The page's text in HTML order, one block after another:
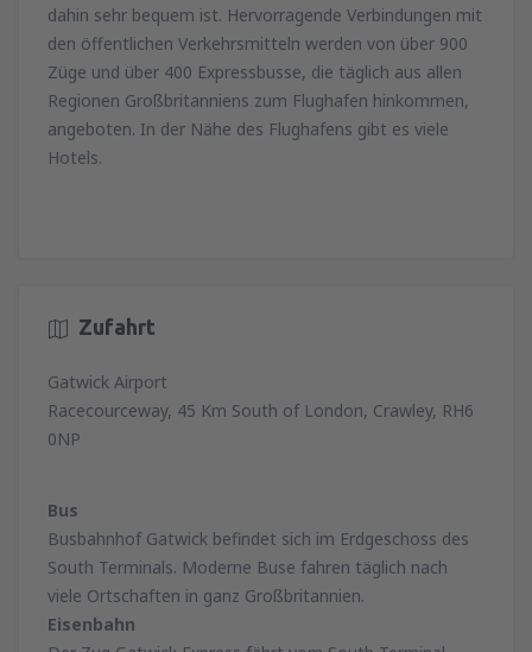
dahin sehr bequem ist. Hervorragende Verbindungen mit
den öffentlichen Verkehrsmitteln werden von über 900
Züge und über 400 Expressbusse, die täglich aus allen
Regionen Großbritanniens zum Flughafen hinkommen,
angeboten. In der Nähe des Flughafens gibt es viele
Hotels.
Zufahrt
Gatwick Airport
Racecourceway, 45 Km South of London, Crawley, RH6
0NP
Bus
Busbahnhof Gatwick befindet sich im Erdgeschoss des
South Terminals. Moderne Buse fahren täglich nach
viele Ortschaften in ganz Großbritannien.
Eisenbahn